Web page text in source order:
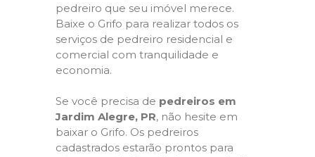
pedreiro que seu imóvel merece.
Baixe o Grifo para realizar todos os
serviços de pedreiro residencial e
comercial com tranquilidade e
economia.
Se você precisa de pedreiros em
Jardim Alegre, PR, não hesite em
baixar o Grifo. Os pedreiros
cadastrados estarão prontos para